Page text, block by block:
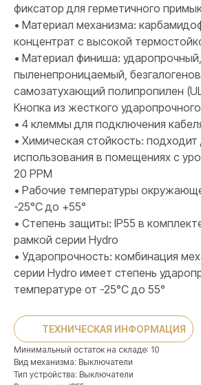
фиксатор для герметичного
• Материал механизма:
концентрат с высокой
• Материал финиша: ударопрочный,
пыленепроницаемый,
самозатухающий полипропилен
Кнопка из жесткого
• 4 клеммы для подключения
• Химическая стойкость: подходит
использования в помещениях с
20 PPM
• Рабочие температуры
-25°C до +55°
• Степень защиты: IP55 в
рамкой серии Hydro
• Ударопрочность: комбинация
серии Hydro имеет степень
температуре от -25°C до 55°
ТЕХНИЧЕСКАЯ ИНФОРМАЦИЯ
Минимальный остаток на складе: 10
Вид механизма: Выключатели
Тип устройства: Выключатели
ПРОДУКЦИЯ
Розетки и выключатели
Розетки и выключатели Rocker
Серия для улицы
Niko Home Control
Интернет-магазин